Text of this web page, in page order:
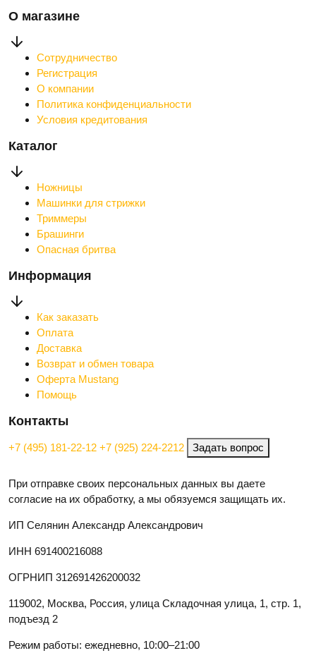
О магазине
Сотрудничество
Регистрация
О компании
Политика конфиденциальности
Условия кредитования
Каталог
Ножницы
Машинки для стрижки
Триммеры
Брашинги
Опасная бритва
Информация
Как заказать
Оплата
Доставка
Возврат и обмен товара
Оферта Mustang
Помощь
Контакты
+7 (495) 181-22-12 +7 (925) 224-2212 Задать вопрос
При отправке своих персональных данных вы даете
согласие на их обработку, а мы обязуемся защищать их.
ИП Селянин Александр Александрович
ИНН 691400216088
ОГРНИП 312691426200032
119002, Москва, Россия, улица Складочная улица, 1, стр. 1,
подъезд 2
Режим работы: ежедневно, 10:00–21:00